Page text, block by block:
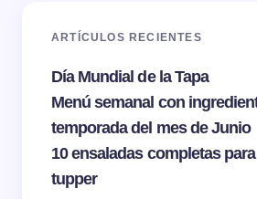
ARTÍCULOS RECIENTES
Día Mundial de la Tapa
Menú semanal con
temporada del mes de Junio
10 ensaladas completas
tupper